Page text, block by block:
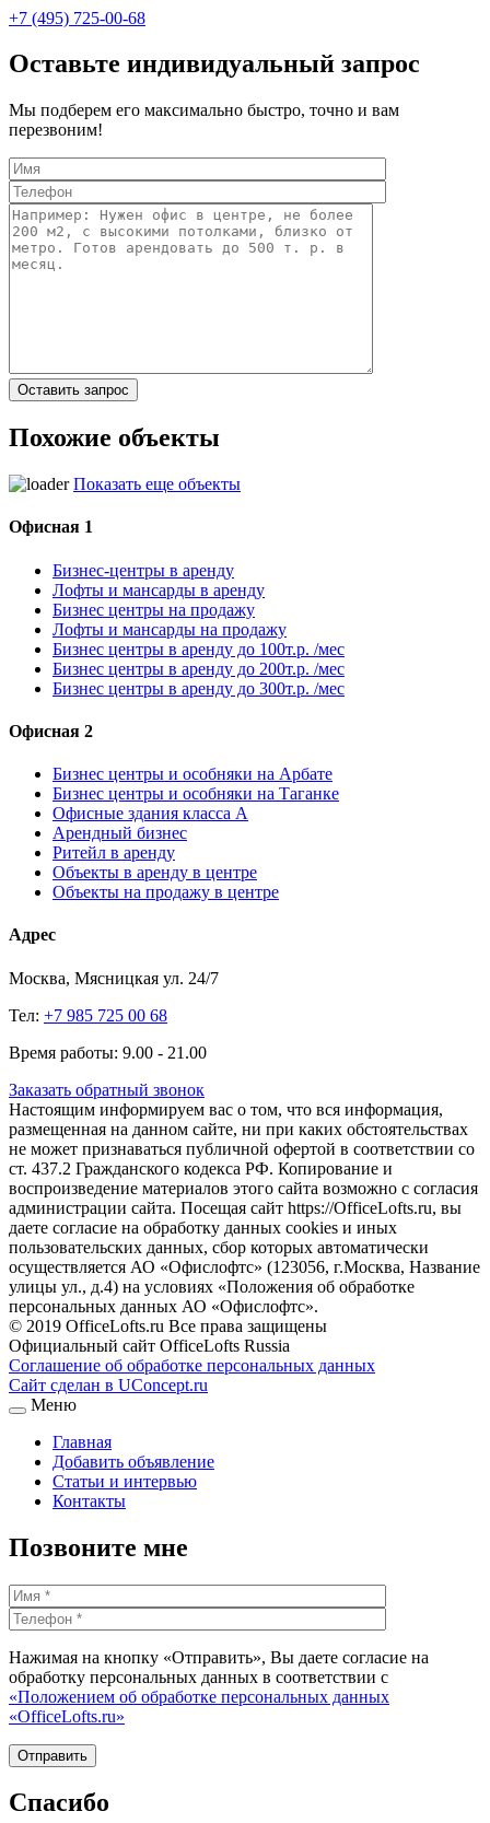
+7 (495) 725-00-68
Оставьте индивидуальный запрос
Мы подберем его максимально быстро, точно и вам
перезвоним!
Похожие объекты
Показать еще объекты
Офисная 1
Бизнес-центры в аренду
Лофты и мансарды в аренду
Бизнес центры на продажу
Лофты и мансарды на продажу
Бизнес центры в аренду до 100т.р. /мес
Бизнес центры в аренду до 200т.р. /мес
Бизнес центры в аренду до 300т.р. /мес
Офисная 2
Бизнес центры и особняки на Арбате
Бизнес центры и особняки на Таганке
Офисные здания класса А
Арендный бизнес
Ритейл в аренду
Объекты в аренду в центре
Объекты на продажу в центре
Адрес
Москва, Мясницкая ул. 24/7
Тел: +7 985 725 00 68
Время работы: 9.00 - 21.00
Заказать обратный звонок
Настоящим информируем вас о том, что вся информация,
размещенная на данном сайте, ни при каких обстоятельствах
не может признаваться публичной офертой в соответствии со
ст. 437.2 Гражданского кодекса РФ. Копирование и
воспроизведение материалов этого сайта возможно с согласия
администрации сайта. Посещая сайт https://OfficeLofts.ru, вы
даете согласие на обработку данных cookies и иных
пользовательских данных, сбор которых автоматически
осуществляется АО «Офислофтс» (123056, г.Москва, Название
улицы ул., д.4) на условиях «Положения об обработке
персональных данных АО «Офислофтс».
© 2019 OfficeLofts.ru Все права защищены
Официальный сайт OfficeLofts Russia
Соглашение об обработке персональных данных
Сайт сделан в UConcept.ru
Меню
Главная
Добавить объявление
Статьи и интервью
Контакты
Позвоните мне
Нажимая на кнопку «Отправить», Вы даете согласие на
обработку персональных данных в соответствии с
«Положением об обработке персональных данных
«OfficeLofts.ru»
Спасибо